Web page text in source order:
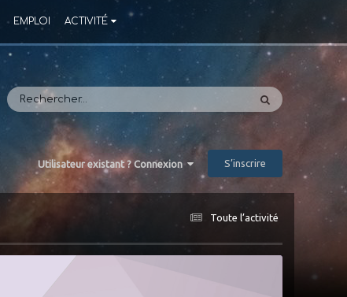
EMPLOI ACTIVITÉ
Utilisateur existant ? Connexion S’inscrire
Toute l’activité